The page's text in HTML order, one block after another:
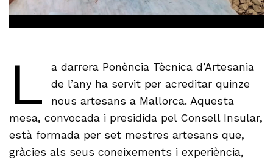
L
a darrera Ponència Tècnica d’Artesania
de l’any ha servit per acreditar quinze
nous artesans a Mallorca. Aquesta
mesa, convocada i presidida pel Consell Insular,
està formada per set mestres artesans que,
gràcies als seus coneixements i experiència,